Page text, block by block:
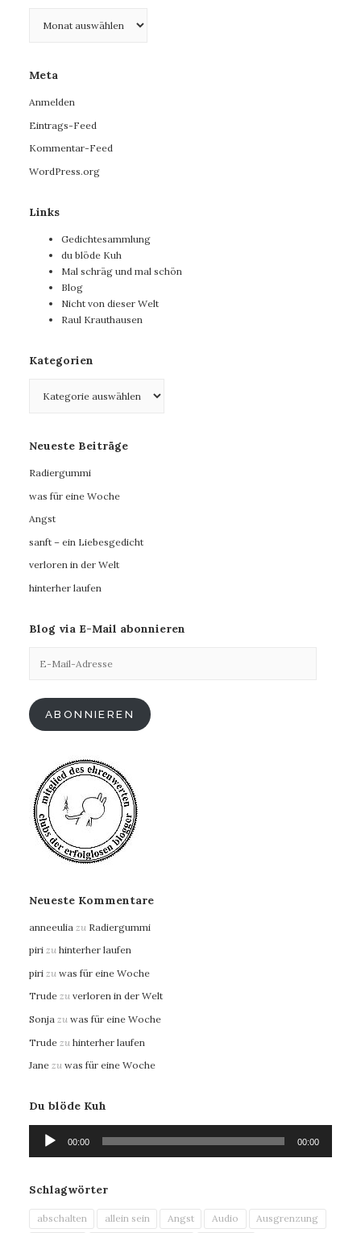
Meta
Anmelden
Eintrags-Feed
Kommentar-Feed
WordPress.org
Links
Gedichtesammlung
du blöde Kuh
Mal schräg und mal schön
Blog
Nicht von dieser Welt
Raul Krauthausen
Kategorien
Neueste Beiträge
Radiergummi
was für eine Woche
Angst
sanft – ein Liebesgedicht
verloren in der Welt
hinterher laufen
Blog via E-Mail abonnieren
Mail-
ABONNIEREN
Neueste Kommentare
anneeulia zu Radiergummi
piri zu hinterher laufen
piri zu was für eine Woche
Trude zu verloren in der Welt
Sonja zu was für eine Woche
Trude zu hinterher laufen
Jane zu was für eine Woche
Du blöde Kuh
Audio-
Player
00:00 00:00
Schlagwörter
abschalten allein sein Angst Audio Ausgrenzung